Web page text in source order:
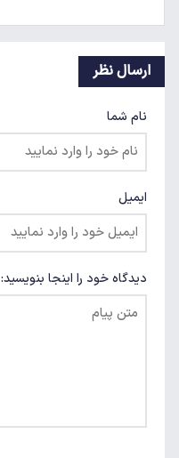
ارسال نظر
نام شما
ایمیل
دیدگاه خود را اینجا بنویسید: